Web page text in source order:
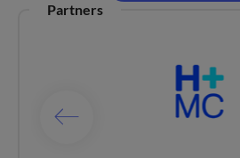
Partners